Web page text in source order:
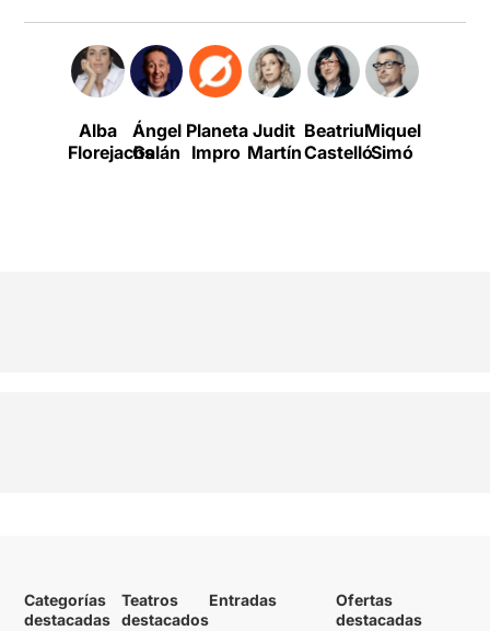
Alba
Florejachs
Ángel
Galán
Planeta
Impro
Judit
Martín
Beatriu
Castelló
Miquel
Simó
Categorías
destacadas
Teatros
destacados
Entradas
Ofertas
destacadas